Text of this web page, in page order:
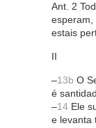
Ant. 2
esperam,
estais
II
–13b O
é
–14 Ele
e levanta